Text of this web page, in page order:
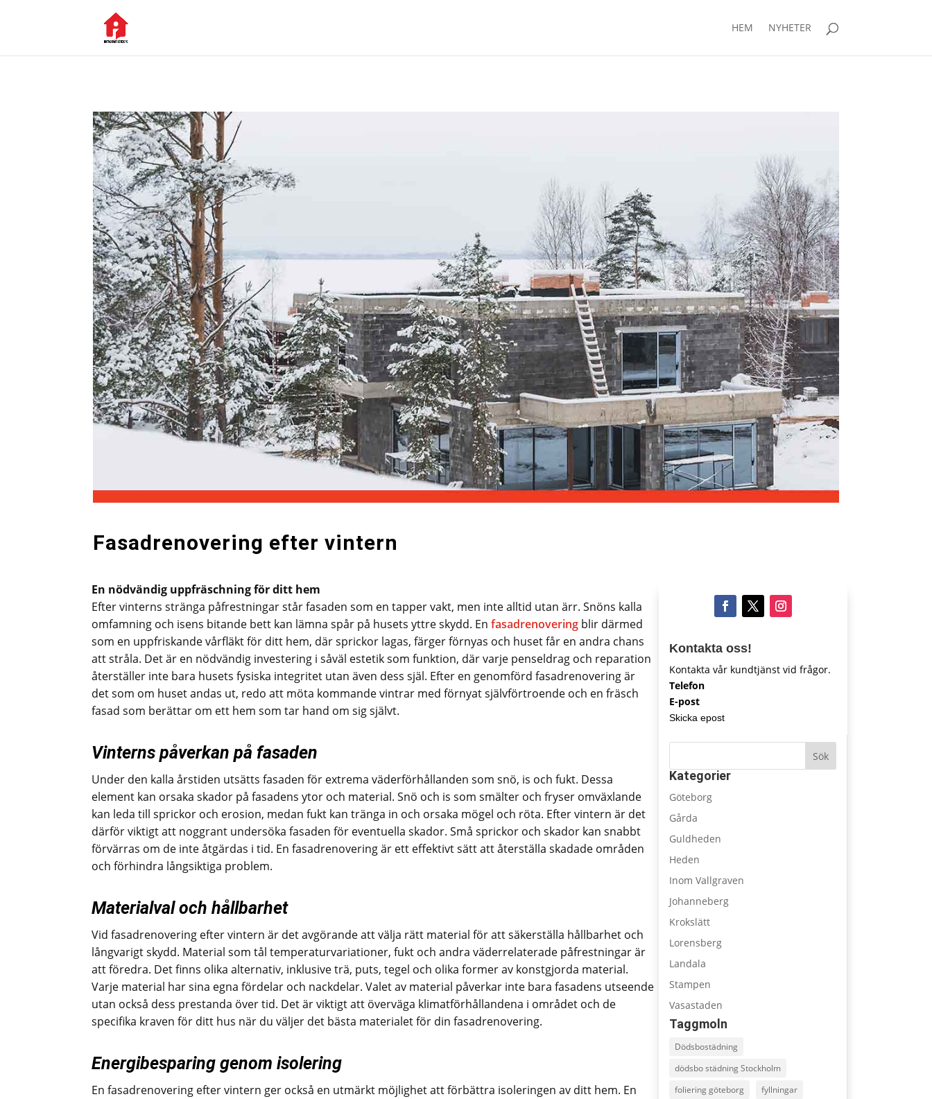
HEM NYHETER
Fasadrenovering efter vintern
En nödvändig uppfräschning för ditt hem
Efter vinterns stränga påfrestningar står fasaden som en tapper vakt, men inte alltid utan ärr. Snöns kalla
omfamning och isens bitande bett kan lämna spår på husets yttre skydd. En fasadrenovering blir därmed
som en uppfriskande vårfläkt för ditt hem, där sprickor lagas, färger förnyas och huset får en andra chans
att stråla. Det är en nödvändig investering i såväl estetik som funktion, där varje penseldrag och reparation
återställer inte bara husets fysiska integritet utan även dess själ. Efter en genomförd fasadrenovering är
det som om huset andas ut, redo att möta kommande vintrar med förnyat självförtroende och en fräsch
fasad som berättar om ett hem som tar hand om sig självt.
Vinterns påverkan på fasaden
Under den kalla årstiden utsätts fasaden för extrema väderförhållanden som snö, is och fukt. Dessa
element kan orsaka skador på fasadens ytor och material. Snö och is som smälter och fryser omväxlande
kan leda till sprickor och erosion, medan fukt kan tränga in och orsaka mögel och röta. Efter vintern är det
därför viktigt att noggrant undersöka fasaden för eventuella skador. Små sprickor och skador kan snabbt
förvärras om de inte åtgärdas i tid. En fasadrenovering är ett effektivt sätt att återställa skadade områden
och förhindra långsiktiga problem.
Materialval och hållbarhet
Vid fasadrenovering efter vintern är det avgörande att välja rätt material för att säkerställa hållbarhet och
långvarigt skydd. Material som tål temperaturvariationer, fukt och andra väderrelaterade påfrestningar är
att föredra. Det finns olika alternativ, inklusive trä, puts, tegel och olika former av konstgjorda material.
Varje material har sina egna fördelar och nackdelar. Valet av material påverkar inte bara fasadens utseende
utan också dess prestanda över tid. Det är viktigt att överväga klimatförhållandena i området och de
specifika kraven för ditt hus när du väljer det bästa materialet för din fasadrenovering.
Energibesparing genom isolering
En fasadrenovering efter vintern ger också en utmärkt möjlighet att förbättra isoleringen av ditt hem. En
Kontakta oss!
Kontakta vår kundtjänst vid frågor.
Telefon
E-post
Skicka epost
Sök
Kategorier
Göteborg
Gårda
Guldheden
Heden
Inom Vallgraven
Johanneberg
Krokslätt
Lorensberg
Landala
Stampen
Vasastaden
Taggmoln
Dödsbostädning
dödsbo städning Stockholm
foliering göteborg
fyllningar